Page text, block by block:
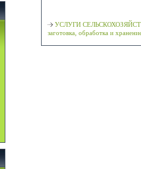
УСЛУГИ
заготовка, обработка и